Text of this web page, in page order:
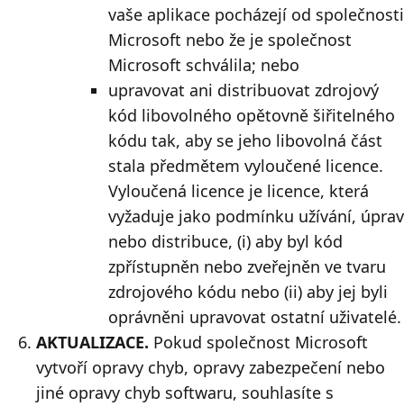
vaše aplikace pocházejí od společnosti
Microsoft nebo že je společnost
Microsoft schválila; nebo
upravovat ani distribuovat zdrojový
kód libovolného opětovně šiřitelného
kódu tak, aby se jeho libovolná část
stala předmětem vyloučené licence.
Vyloučená licence je licence, která
vyžaduje jako podmínku užívání, úprav
nebo distribuce, (i) aby byl kód
zpřístupněn nebo zveřejněn ve tvaru
zdrojového kódu nebo (ii) aby jej byli
oprávněni upravovat ostatní uživatelé.
AKTUALIZACE. Pokud společnost Microsoft
vytvoří opravy chyb, opravy zabezpečení nebo
jiné opravy chyb softwaru, souhlasíte s